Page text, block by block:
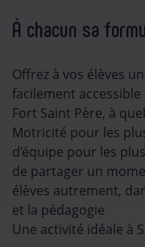
À chacun sa
Offrez à vos élèves
facilement
Fort Saint Père, à
Motricité pour les
d’équipe pour les
de partager un
élèves autrement,
et la pédagogie
Une activité idéale à